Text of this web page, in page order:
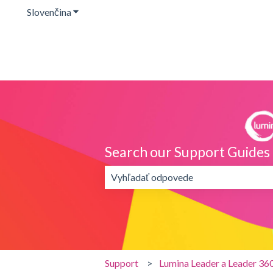
SlovenčinaZobraziť podponuku pre preklady
Search our Support Guides
Neexistujú žiadne návrhy, pretože
Support Lumina Leader a Leader